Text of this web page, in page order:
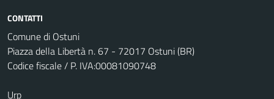
CONTATTI
Comune di Ostuni
Piazza della Libertà n. 67 - 72017 Ostuni (BR)
Codice fiscale / P. IVA:00081090748
Urp